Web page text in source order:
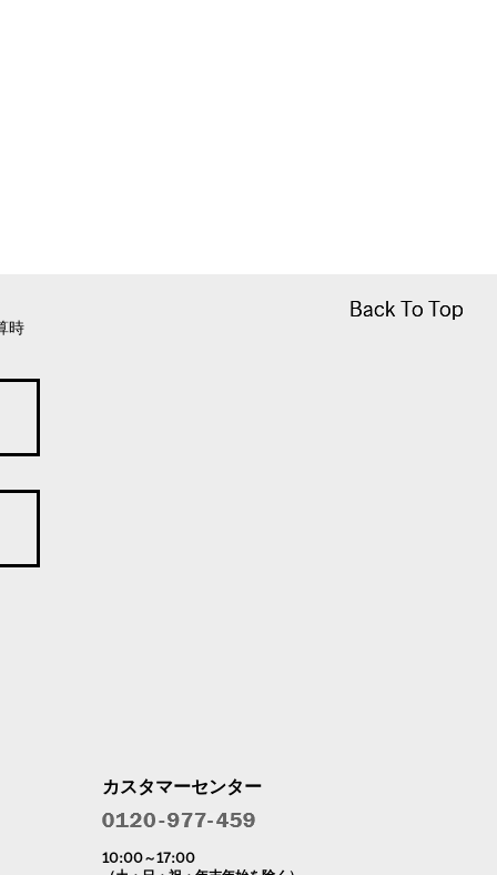
Back To Top
Back To Top
時
カスタマーセンター
10:00～17:00